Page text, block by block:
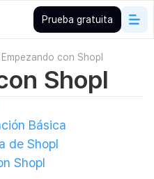
Prueba gratuita
Empezando con Shopl
Shopl
Básica
de Shopl
Shopl